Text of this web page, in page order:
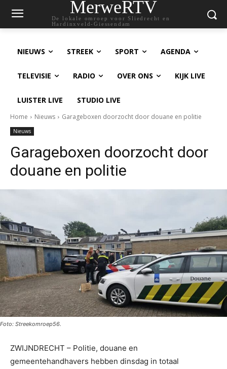
MerweRTV
De lokale omroep voor Sliedrecht en
Hardinxveld-Giessendam
NIEUWS STREEK SPORT AGENDA
TELEVISIE RADIO OVER ONS KIJK LIVE
LUISTER LIVE STUDIO LIVE
Home Nieuws Garageboxen doorzocht door douane en politie
Nieuws
Garageboxen doorzocht door
douane en politie
Foto: Streekomroep56.
ZWIJNDRECHT – Politie, douane en
gemeentehandhavers hebben dinsdag in totaal